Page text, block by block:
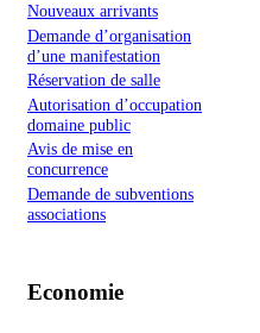
Nouveaux arrivants
Demande d’organisation
d’une manifestation
Réservation de salle
Autorisation d’occupation
domaine public
Avis de mise en
concurrence
Demande de subventions
associations
Economie